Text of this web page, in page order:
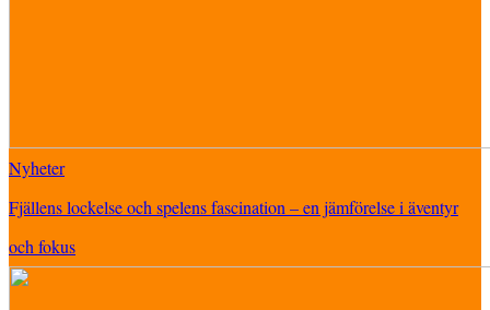
Nyheter
Fjällens lockelse och spelens fascination – en jämförelse i äventyr
och fokus